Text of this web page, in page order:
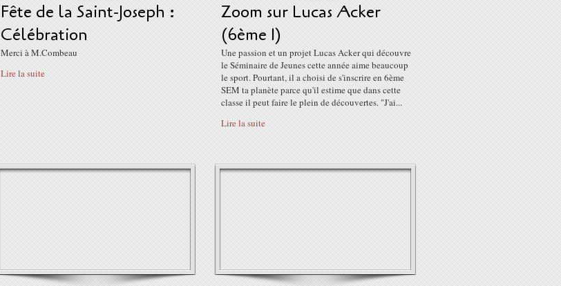
Fête de la Saint-Joseph :
Célébration
Merci à M.Combeau
Lire la suite
Zoom sur Lucas Acker
(6ème 1)
Une passion et un projet Lucas Acker qui découvre
le Séminaire de Jeunes cette année aime beaucoup
le sport. Pourtant, il a choisi de s'inscrire en 6ème
SEM ta planète parce qu'il estime que dans cette
classe il peut faire le plein de découvertes. "J'ai...
Lire la suite